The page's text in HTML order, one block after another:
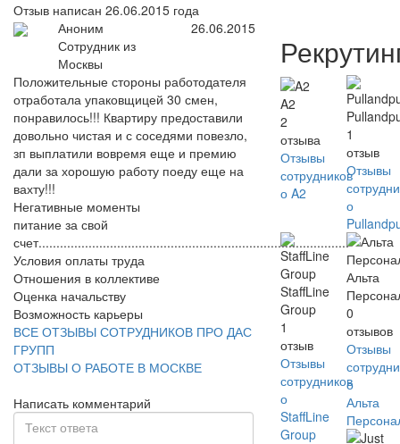
Отзыв написан 26.06.2015 года
Аноним
Сотрудник из
Москвы
26.06.2015
Положительные стороны работодателя
отработала упаковщицей 30 смен,
понравилось!!! Квартиру предоставили
довольно чистая и с соседями повезло,
зп выплатили вовремя еще и премию
дали за хорошую работу поеду еще на
вахту!!!
Негативные моменты
питание за свой
счет.......................................................................................
Условия оплаты труда
Отношения в коллективе
Оценка начальству
Возможность карьеры
ВСЕ ОТЗЫВЫ СОТРУДНИКОВ ПРО ДАС
ГРУПП
ОТЗЫВЫ О РАБОТЕ В МОСКВЕ
Написать комментарий
A2
2
отзыва
Отзывы
сотрудников
о A2
1
отзыв
Отзывы
о
StaffLine
Group
1
отзыв
Отзывы
сотрудников
о
StaffLine
Group
Альта
0
отзывов
Отзывы
о
Альта